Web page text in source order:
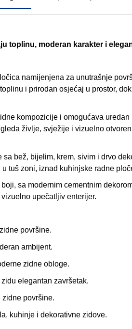
toplinu, moderan karakter i
namijenjena za unutrašnje
i prirodan osjećaj u prostor,
kompozicije i omogućava
življe, svježije i vizuelno
bež, bijelim, krem, sivim i drvo
tuš zoni, iznad kuhinjske radne
sa modernim cementnim
upečatljiv enterijer.
površine.
ambijent.
zidne obloge.
elegantan završetak.
površine.
kuhinje i dekorativne zidove.